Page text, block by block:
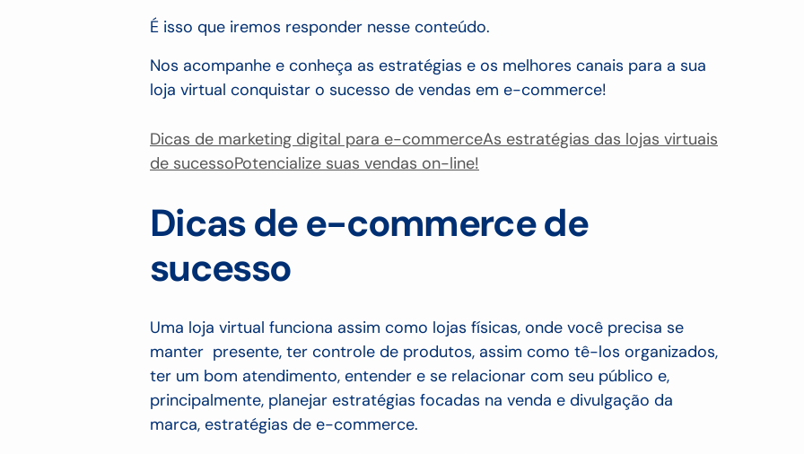
É isso que iremos responder nesse conteúdo.
Nos acompanhe e conheça as estratégias e os melhores canais para a sua
loja virtual conquistar o sucesso de vendas em e-commerce!
Dicas de marketing digital para e-commerceAs estratégias das lojas virtuais
de sucessoPotencialize suas vendas on-line!
Dicas de e-commerce de
sucesso
Uma loja virtual funciona assim como lojas físicas, onde você precisa se
manter presente, ter controle de produtos, assim como tê-los organizados,
ter um bom atendimento, entender e se relacionar com seu público e,
principalmente, planejar estratégias focadas na venda e divulgação da
marca, estratégias de e-commerce.